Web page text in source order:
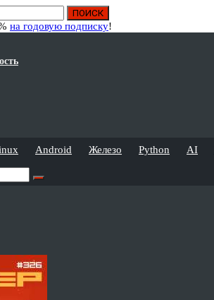
на годовую подписку!
Android Железо Python AI